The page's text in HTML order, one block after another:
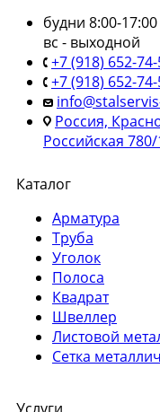
будни 8:00-
вс - выходной
+7 (918) 652-
+7 (918) 652-
Россия,
Российская
Каталог
Арматура
Труба
Уголок
Полоса
Квадрат
Швеллер
Листовой
Сетка